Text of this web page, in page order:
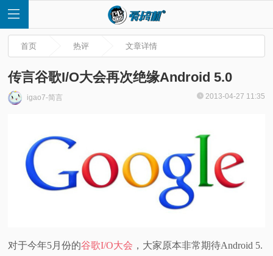
首页 热评 文章详情
传言谷歌I/O大会再次绝缘Android 5.0
igao7-简言 2013-04-27 11:35
对于今年5月份的谷歌I/O大会 ，大家原本非常期待Android 5.